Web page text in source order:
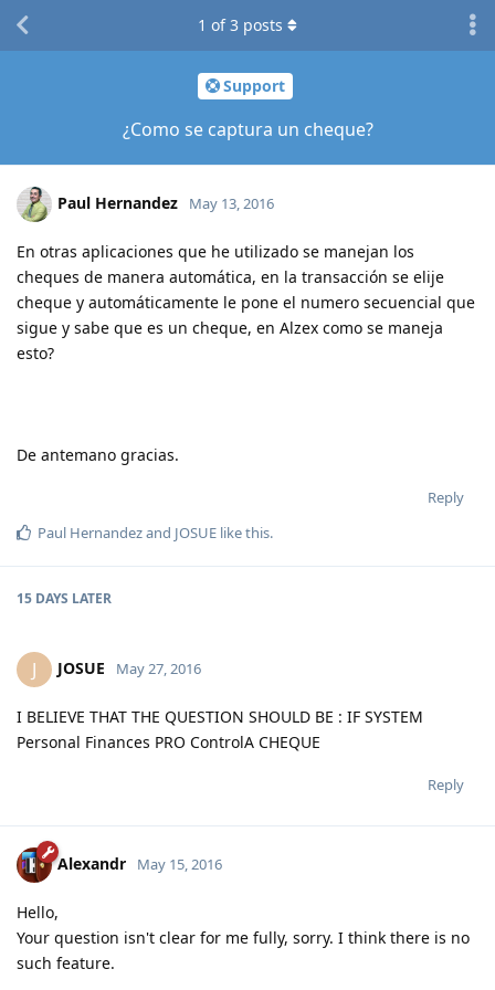
Support
¿Como se captura un cheque?
1 of3 posts
Paul Hernandez May 13, 2016
En otras aplicaciones que he utilizado se manejan los
cheques de manera automática, en la transacción se elije
cheque y automáticamente le pone el numero secuencial que
sigue y sabe que es un cheque, en Alzex como se maneja
esto?
De antemano gracias.
Reply
Paul Hernandezand JOSUE like this.
15 DAYS LATER
J JOSUE May 27, 2016
I BELIEVE THAT THE QUESTION SHOULD BE : IF SYSTEM
Personal Finances PRO ControlA CHEQUE
Reply
Alexandr May 15, 2016
Hello,
Your question isn't clear for me fully, sorry. I think there is no
such feature.